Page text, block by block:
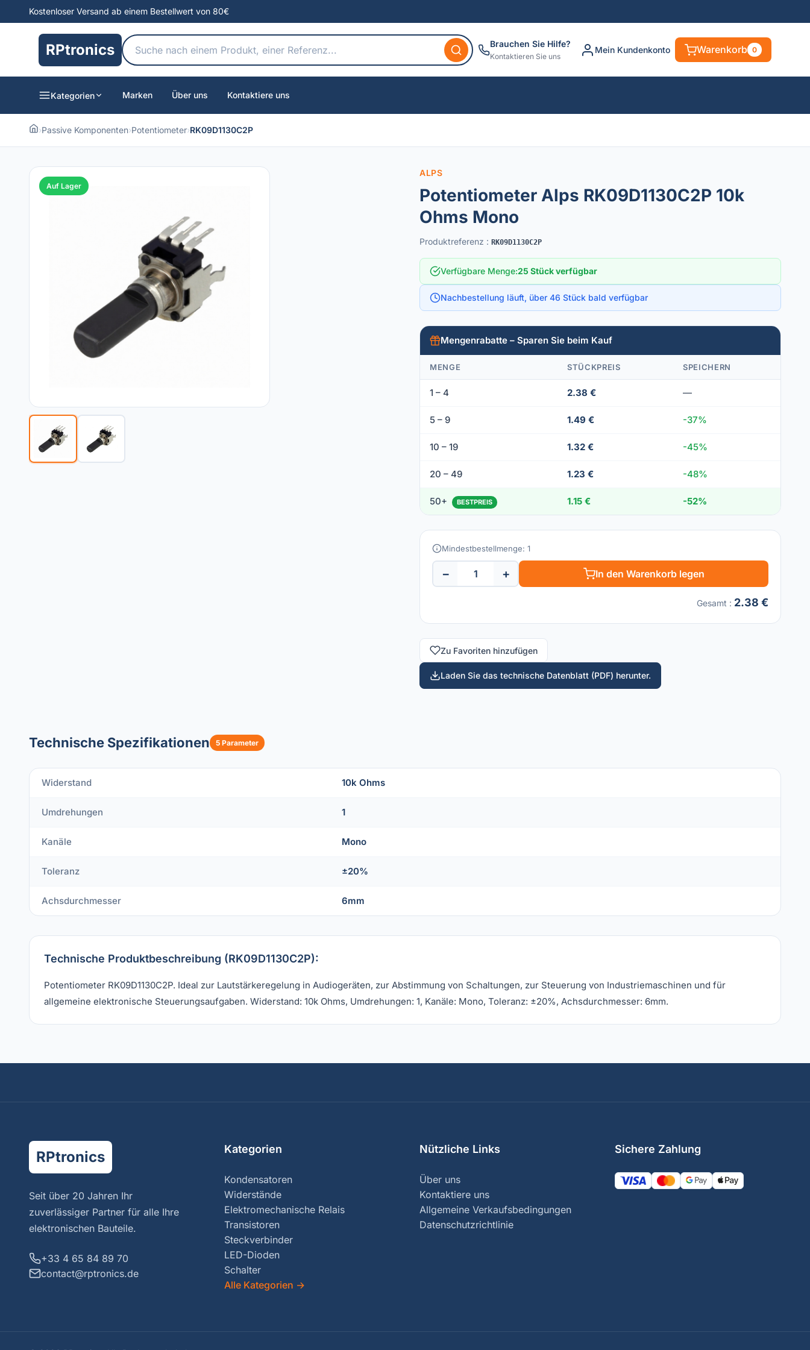
Kostenloser Versand ab einem Bestellwert von 80€
RPtronics Brauchen Sie Hilfe?
Kontaktieren Sie uns
Mein Kundenkonto Warenkorb 0
Kategorien Marken Über uns Kontaktiere uns
›Passive Komponenten›Potentiometer›RK09D1130C2P
Auf Lager
ALPS
Potentiometer Alps RK09D1130C2P 10k
Ohms Mono
Produktreferenz : RK09D1130C2P
Verfügbare Menge:25 Stück verfügbar
Nachbestellung läuft, über 46 Stück bald verfügbar
Mengenrabatte – Sparen Sie beim Kauf
MENGE STÜCKPREIS SPEICHERN
1 – 4 2.38 € —
5 – 9 1.49 € -37%
10 – 19 1.32 € -45%
20 – 49 1.23 € -48%
50+ BESTPREIS 1.15 € -52%
Mindestbestellmenge: 1
− + In den Warenkorb legen
Gesamt : 2.38 €
Zu Favoriten hinzufügen
Laden Sie das technische Datenblatt (PDF) herunter.
Technische Spezifikationen 5 Parameter
Widerstand 10k Ohms
Umdrehungen 1
Kanäle Mono
Toleranz ±20%
Achsdurchmesser 6mm
Technische Produktbeschreibung (RK09D1130C2P):
Potentiometer RK09D1130C2P. Ideal zur Lautstärkeregelung in Audiogeräten, zur Abstimmung von Schaltungen, zur Steuerung von Industriemaschinen und für
allgemeine elektronische Steuerungsaufgaben. Widerstand: 10k Ohms, Umdrehungen: 1, Kanäle: Mono, Toleranz: ±20%, Achsdurchmesser: 6mm.
RPtronics
Seit über 20 Jahren Ihr
zuverlässiger Partner für alle Ihre
elektronischen Bauteile.
+33 4 65 84 89 70
contact@rptronics.de
Kategorien
Kondensatoren
Widerstände
Elektromechanische Relais
Transistoren
Steckverbinder
LED-Dioden
Schalter
Alle Kategorien →
Nützliche Links
Über uns
Kontaktiere uns
Allgemeine Verkaufsbedingungen
Datenschutzrichtlinie
Sichere Zahlung